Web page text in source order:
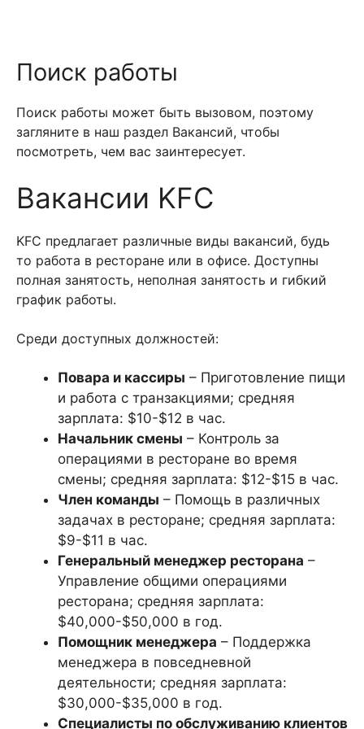
Поиск работы
Поиск работы может быть вызовом, поэтому
загляните в наш раздел Вакансий, чтобы
посмотреть, чем вас заинтересует.
Вакансии KFC
KFC предлагает различные виды вакансий, будь
то работа в ресторане или в офисе. Доступны
полная занятость, неполная занятость и гибкий
график работы.
Среди доступных должностей:
Повара и кассиры – Приготовление пищи
и работа с транзакциями; средняя
зарплата: $10-$12 в час.
Начальник смены – Контроль за
операциями в ресторане во время
смены; средняя зарплата: $12-$15 в час.
Член команды – Помощь в различных
задачах в ресторане; средняя зарплата:
$9-$11 в час.
Генеральный менеджер ресторана –
Управление общими операциями
ресторана; средняя зарплата:
$40,000-$50,000 в год.
Помощник менеджера – Поддержка
менеджера в повседневной
деятельности; средняя зарплата:
$30,000-$35,000 в год.
Специалисты по обслуживанию клиентов